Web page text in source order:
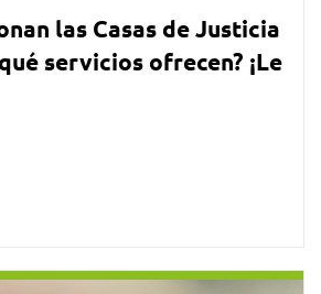
las Casas de Justicia
servicios ofrecen? ¡Le